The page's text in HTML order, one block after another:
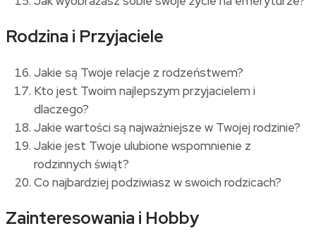
Rodzina i Przyjaciele
Jakie są Twoje relacje z rodzeństwem?
Kto jest Twoim najlepszym przyjacielem i
dlaczego?
Jakie wartości są najważniejsze w Twojej rodzinie?
Jakie jest Twoje ulubione wspomnienie z
rodzinnych świąt?
Co najbardziej podziwiasz w swoich rodzicach?
Zainteresowania i Hobby